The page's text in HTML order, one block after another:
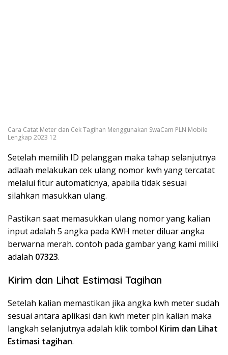
Cara Catat Meter dan Cek Tagihan Menggunakan SwaCam PLN Mobile
Lengkap 2023 12
Setelah memilih ID pelanggan maka tahap selanjutnya
adlaah melakukan cek ulang nomor kwh yang tercatat
melalui fitur automaticnya, apabila tidak sesuai
silahkan masukkan ulang.
Pastikan saat memasukkan ulang nomor yang kalian
input adalah 5 angka pada KWH meter diluar angka
berwarna merah. contoh pada gambar yang kami miliki
adalah 07323.
Kirim dan Lihat Estimasi Tagihan
Setelah kalian memastikan jika angka kwh meter sudah
sesuai antara aplikasi dan kwh meter pln kalian maka
langkah selanjutnya adalah klik tombol Kirim dan Lihat
Estimasi tagihan.